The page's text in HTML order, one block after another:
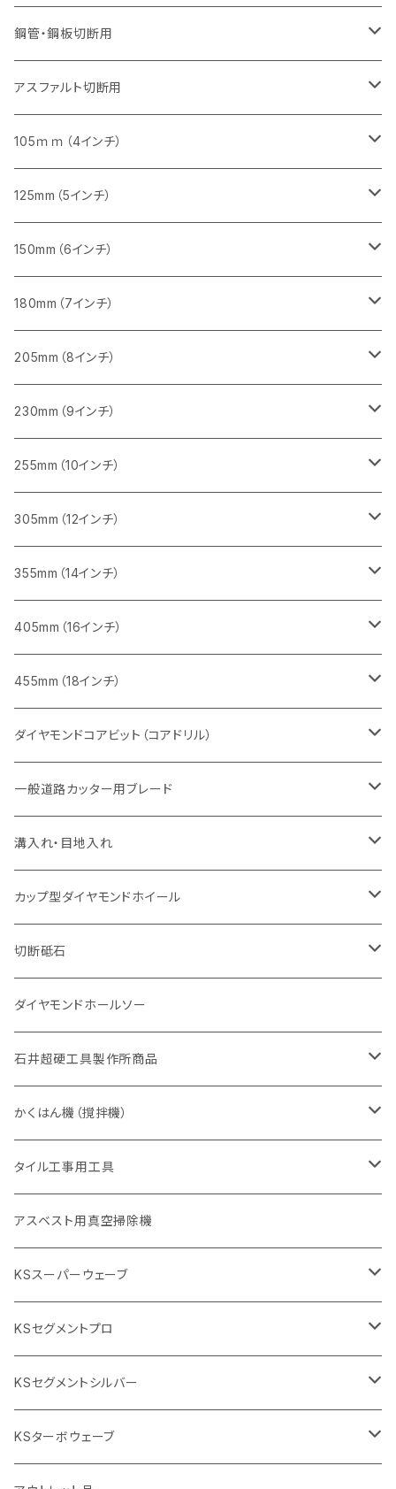
セグメントタイプ（一般道路カッター用
セグメントタイプ
セグメントタイプ（一般道路カッター用
455mm（18インチ）
セグメント（一般道路カッター用
埋設鋳鉄管工事対応タイプ
セグメントタイプ
埋設鋳鉄管工事対応タイプ
セグメントタイプ（一般道路カッター用
セグメント
セグメント（特殊凸凹加工チップ）
355mm（14インチ）
セグメント
セグメント（特殊凸凹加工チップ）
405mm（16インチ）
セグメント
セグメント（一般道路カッター用
473mm（18インチ）
セグメント（一般道路カッター用
セグメントタイプ
255mm（10インチ）
セグメントタイプ
305mm（12インチ）
セグメント
セグメント（特殊凸凹加工チップ）
355mm（14インチ）
セグメント
セグメント（特殊凸凹加工チップ）
405mm（16インチ）
セグメントタイプ
砥石（補強綱入り）
355mm（14インチ）
砥石（補強綱入り）
305mm（12インチ）
砥石（補強綱入り）
355mm（14インチ）
砥石（補強綱入り）
鋼管・鋼板切断用
305mm（12インチ）
砥石（補強綱入り）
355mm（14インチ）
砥石（補強綱入り）
アスファルト切断用
255ｍｍ（10インチ）
一般道路カッター用
305ｍｍ（12インチ）
一般道路カッター用
355ｍｍ（14インチ）
一般道路カッター用
405mm（16インチ）
一般道路カッター用
455ｍｍ（18インチ）
一般道路カッター用
105ｍｍ（4インチ）
タイル切断用
みかげ石（御影石）切断用
コンクリート切断用
ブロック切断用
レンガ切断用
インターロッキング切断用
鋳鉄管切断用
ヒューム管・U字溝切断用
125mm（5インチ）
タイル切断用
みかげ石（御影石）切断用
コンクリート切断用
ブロック切断用
レンガ切断用
インターロッキング切断用
鋳鉄管切断用
ヒューム管・U字溝切断用
FRP切断用
塩ビ管・キッチンパネル切断用
大理石
150mm（6インチ）
みかげ石（御影石）切断用
コンクリート切断用
ブロック切断用
レンガ切断用
インターロッキング切断用
鋳鉄管切断用
ヒューム管・U字溝切断用
180mm（7インチ）
みかげ石（御影石）切断用
コンクリート切断用
ブロック切断用
レンガ切断用
インターロッキング切断用
鋳鉄管切断用
ヒューム管・U字溝切断用
205mm（8インチ）
みかげ石（御影石）切断用
コンクリート切断用
ブロック切断用
レンガ切断用
インターロッキング切断用
鋳鉄管切断用
ヒューム管・U字溝切断用
230mm（9インチ）
みかげ石（御影石）切断用
コンクリート切断用
ブロック切断用
レンガ切断用
インターロッキング切断用
鋳鉄管切断用
ヒューム管・U字溝切断用
255mm（10インチ）
コンクリート切断用
一般道路カッター用
ブロック切断用
レンガ切断用
インターロッキング切断用
一般道路カッター用
ヒューム管・U字溝切断用
アスファルト切断用
一般道路カッター用
305mm（12インチ）
みかげ石（御影石）切断用
セグメント
セグメント（特殊凹凸加工チップ
鉄筋コンクリート切断用
セグメントタイプ
コンクリート切断用
セグメント
セグメント（特殊凸凹加工チップ
ブロック切断用
セグメント
セグメント（特殊凸凹加工チップ
レンガ切断用
セグメント
セグメント（特殊凸凹加工チップ
インターロッキング切断用
セグメントタイプ
一般道路カッター用
鋳鉄管切断用
セグメントタイプ
埋設鋳鉄管工事対応タイプ
ヒューム管・U字溝切断用
セグメント
セグメント（特殊凸凹加工チップ
アスファルト切断用
一般道路カッター用
355mm（14インチ）
みかげ石（御影石）切断用
セグメント
セグメント（特殊凸凹加工チップ
鉄筋コンクリート切断用
セグメントタイプ
コンクリート切断用
セグメント
セグメント（特殊凸凹加工チップ
ブロック切断用
セグメント
セグメント（特殊凸凹加工チップ
レンガ切断用
セグメント
セグメント（特殊凸凹加工チップ
インターロッキング切断用
セグメントタイプ
一般道路カッター用
鋳鉄管切断用
セグメントタイプ
埋設鋳鉄管工事対応タイプ
ヒューム管・U字溝切断用
セグメントタイプ
セグメント（特殊凸凹加工チップ
アスファルト切断用
一般道路カッター用
405mm（16インチ）
みかげ石（御影石）切断用
セグメントタイプ
コンクリート切断用
セグメントタイプ
一般道路カッター用
鉄筋コンクリート切断用
セグメントタイプ
インターロッキング切断用
セグメントタイプ
一般道路カッター用
鋳鉄管切断用
セグメントタイプ
埋設鋳鉄管工事対応タイプ
ヒューム管・U字溝切断用
セグメントタイプ
アスファルト切断用
一般道路カッター用
455mm（18インチ）
道路コンクリート切断用
道路アスファルト切断用
ダイヤモンドコアビット（コアドリル）
Aロット
有効長 250mm
有効長 370mm
Ｃロット
有効長 250mm
M27
有効長 250mm
一般道路カッター用ブレード
道路（アスファルト用）
255mm（10インチ）
305mm（12インチ）
道路（コンクリート舗装面）
255mm（10インチ）
305mm（12インチ）
道路（アス・コン兼用）
305mm（12インチ）
355mm（14インチ）
溝入れ・目地入れ
V型チップ
ストレート型チップ
U型チップ
カップ型ダイヤモンドホイール
100mm（4インチ）
125mm（5インチ）
切断砥石
金属用
305mm（12インチ）
355mm（14インチ）
非金属用
305mm（12インチ）
355mm（14インチ）
ダイヤモンドホールソー
石井超硬工具製作所商品
押し切り（タイル切断機）
本体
電動切断機
本体
ダイヤモンドホイール
ブリック＆ブロック用切断機
穴あけ用工具
タイルニッパー
プロ用鏝（こて）
吸着盤
かくはん機（撹拌機）
本体
低速回転
高速回転
付属品
撹拌羽根
撹拌軸
タイル工事用工具
手動工具
押し切り（手動切断機
押し切り替え刃（手動切断機替え刃
電動工具
電動切断機
タイルパッチ（ビブラート
アスベスト用真空掃除機
KSスーパーウェーブ
105mm（4インチ）
125ｍｍ（5インチ）
KSセグメントプロ
105mm（4インチ）
通常品
ビス穴付き
125mm（5インチ）
KSセグメントシルバー
105mm（4インチ）
KSターボウェーブ